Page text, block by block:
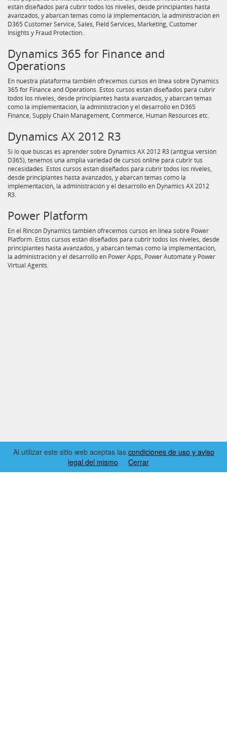
están diseñados para cubrir todos los niveles, desde principiantes hasta
avanzados, y abarcan temas como la implementación, la administración en
D365 Customer Service, Sales, Field Services, Marketing, Customer
Insights y Fraud Protection.
Dynamics 365 for Finance and
Operations
En nuestra plataforma también ofrecemos cursos en línea sobre Dynamics
365 for Finance and Operations. Estos cursos están diseñados para cubrir
todos los niveles, desde principiantes hasta avanzados, y abarcan temas
como la implementación, la administración y el desarrollo en D365
Finance, Supply Chain Management, Commerce, Human Resources etc.
Dynamics AX 2012 R3
Si lo que buscas es aprender sobre Dynamics AX 2012 R3 (antigua versión
D365), tenemos una amplia variedad de cursos online para cubrir tus
necesidades. Estos cursos están diseñados para cubrir todos los niveles,
desde principiantes hasta avanzados, y abarcan temas como la
implementación, la administración y el desarrollo en Dynamics AX 2012
R3.
Power Platform
En el Rincón Dynamics también ofrecemos cursos en línea sobre Power
Platform. Estos cursos están diseñados para cubrir todos los niveles, desde
principiantes hasta avanzados, y abarcan temas como la implementación,
la administración y el desarrollo en Power Apps, Power Automate y Power
Virtual Agents.
Al utilizar este sitio web aceptas las condiciones de uso y aviso
legal del mismo
Cerrar